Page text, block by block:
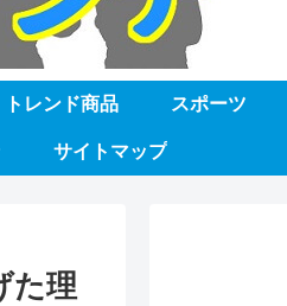
トレンド商品 スポーツ
サイトマップ
た理